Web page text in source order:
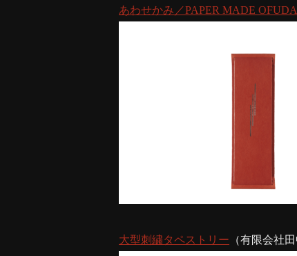
あわせかみ／PAPER MADE
大型刺繍タペストリー （有限会社